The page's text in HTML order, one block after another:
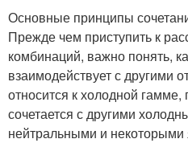
Основные принципы
Прежде чем приступить к
комбинаций, важно понять,
взаимодействует с другими
относится к холодной
сочетается с другими
нейтральными и некоторыми